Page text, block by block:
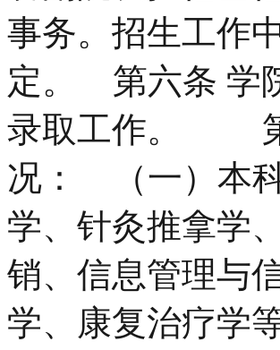
事务。招生工作
定。 第六条 学
录取工作。 第
况： （一）本
学、针灸推拿学
销、信息管理与
学、康复治疗学